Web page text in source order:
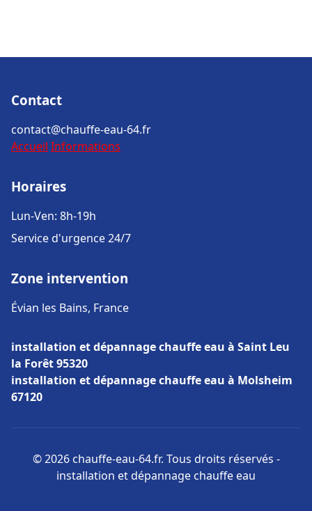
Contact
contact@chauffe-eau-64.fr
Accueil Informations
Horaires
Lun-Ven: 8h-19h
Service d'urgence 24/7
Zone intervention
Évian les Bains, France
installation et dépannage chauffe eau à Saint Leu
la Forêt 95320
installation et dépannage chauffe eau à Molsheim
67120
© 2026 chauffe-eau-64.fr. Tous droits réservés -
installation et dépannage chauffe eau